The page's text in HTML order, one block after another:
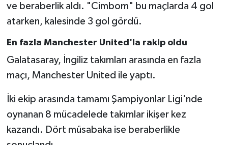
ve beraberlik aldı. "Cimbom" bu maçlarda 4 gol
atarken, kalesinde 3 gol gördü.
En fazla Manchester United'la rakip oldu
Galatasaray, İngiliz takımları arasında en fazla
maçı, Manchester United ile yaptı.
İki ekip arasında tamamı Şampiyonlar Ligi'nde
oynanan 8 mücadelede takımlar ikişer kez
kazandı. Dört müsabaka ise beraberlikle